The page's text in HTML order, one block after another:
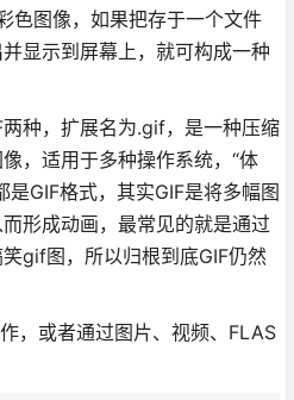
色图像，如果把存于一个文件
显示到屏幕上，就可构成一种
种，扩展名为.gif，是一种压缩
，适用于多种操作系统，“体
是GIF格式，其实GIF是将多幅图
形成动画，最常见的就是通过
gif图，所以归根到底GIF仍然
，或者通过图片、视频、FLAS